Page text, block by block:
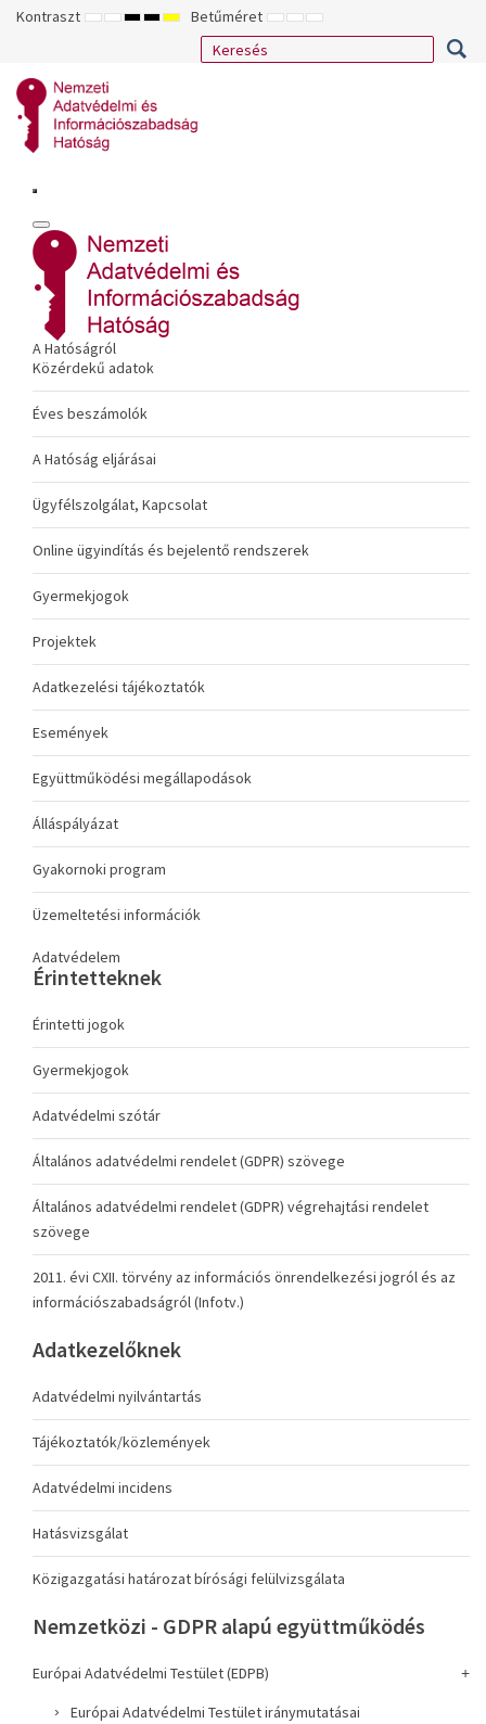
Kontraszt ALAPÉRTELMEZETT
ÉJSZAKAI
NAGY
KONTRASZTÚ
NAGY
KONTRASZTÚ
NAGY
KONTRASZTÚ
SÁRGA
FEKETE
Betűméret KISEBB
BETŰTÍPUS
ALAPÉRTELMEZETT
BETŰMÉRET
NAGYOBB
BETŰMÉRET
A Hatóságról
Közérdekű adatok
Éves beszámolók
A Hatóság eljárásai
Ügyfélszolgálat, Kapcsolat
Online ügyindítás és bejelentő rendszerek
Gyermekjogok
Projektek
Adatkezelési tájékoztatók
Események
Együttműködési megállapodások
Álláspályázat
Gyakornoki program
Üzemeltetési információk
Adatvédelem
Érintetteknek
Érintetti jogok
Gyermekjogok
Adatvédelmi szótár
Általános adatvédelmi rendelet (GDPR) szövege
Általános adatvédelmi rendelet (GDPR) végrehajtási rendelet
szövege
2011. évi CXII. törvény az információs önrendelkezési jogról és az
információszabadságról (Infotv.)
Adatkezelőknek
Adatvédelmi nyilvántartás
Tájékoztatók/közlemények
Adatvédelmi incidens
Hatásvizsgálat
Közigazgatási határozat bírósági felülvizsgálata
Nemzetközi - GDPR alapú együttműködés
Európai Adatvédelmi Testület (EDPB)
Európai Adatvédelmi Testület iránymutatásai